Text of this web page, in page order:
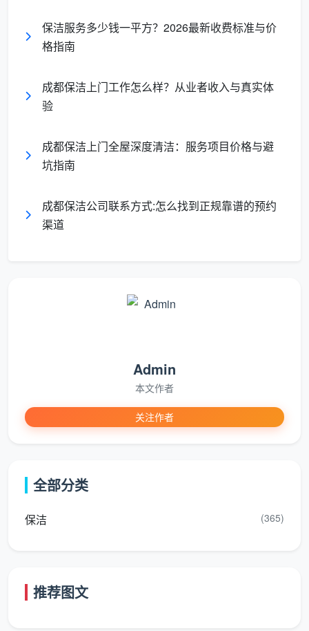
保洁服务多少钱一平方？2026最新收费标准与价
格指南
成都保洁上门工作怎么样？从业者收入与真实体
验
成都保洁上门全屋深度清洁：服务项目价格与避
坑指南
成都保洁公司联系方式:怎么找到正规靠谱的预约
渠道
Admin
本文作者
关注作者
全部分类
保洁 (365)
推荐图文